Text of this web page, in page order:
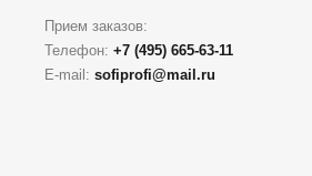
Прием заказов:
Телефон: +7 (495) 665-63-11
E-mail: sofiprofi@mail.ru